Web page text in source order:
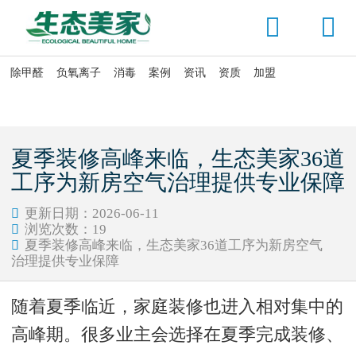


除甲醛 负氧离子 消毒 案例 资讯 资质 加盟
夏季装修高峰来临，生态美家36道
工序为新房空气治理提供专业保障
 更新日期：2026-06-11
 浏览次数： 19
 夏季装修高峰来临，生态美家36道工序为新房空气
治理提供专业保障
随着夏季临近，家庭装修也进入相对集中的
高峰期。很多业主会选择在夏季完成装修、